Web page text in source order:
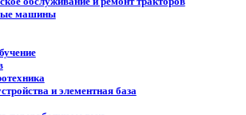
машины
и элементная база